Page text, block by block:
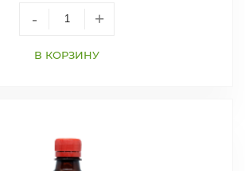
- +
В КОРЗИНУ